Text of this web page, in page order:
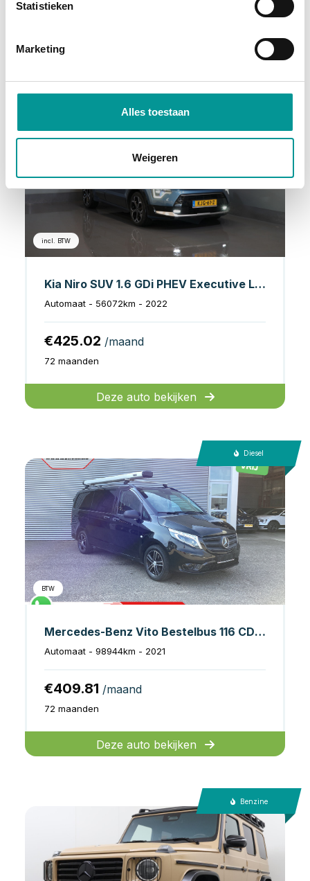
Statistieken
Marketing
Alles toestaan
Weigeren
72 maanden
incl. BTW
Kia Niro SUV 1.6 GDi PHEV Executive Line Dealer Onderhouden/ Harman Kardon/ Stoelvent./ 18" LMV/ Head Up/ Elek.Klep/ Memory/ Adapt.Cruise/ St
Automaat - 56072km - 2022
€425.02 /maand
72 maanden
Deze auto bekijken
Diesel
BTW
Mercedes-Benz Vito Bestelbus 116 CDI Aut. L2 LED/ Standkachel/ Stoelverw./ Carplay/ Camera/ Cruise/ Trekhaak/ Airco
Automaat - 98944km - 2021
€409.81 /maand
72 maanden
Deze auto bekijken
Benzine